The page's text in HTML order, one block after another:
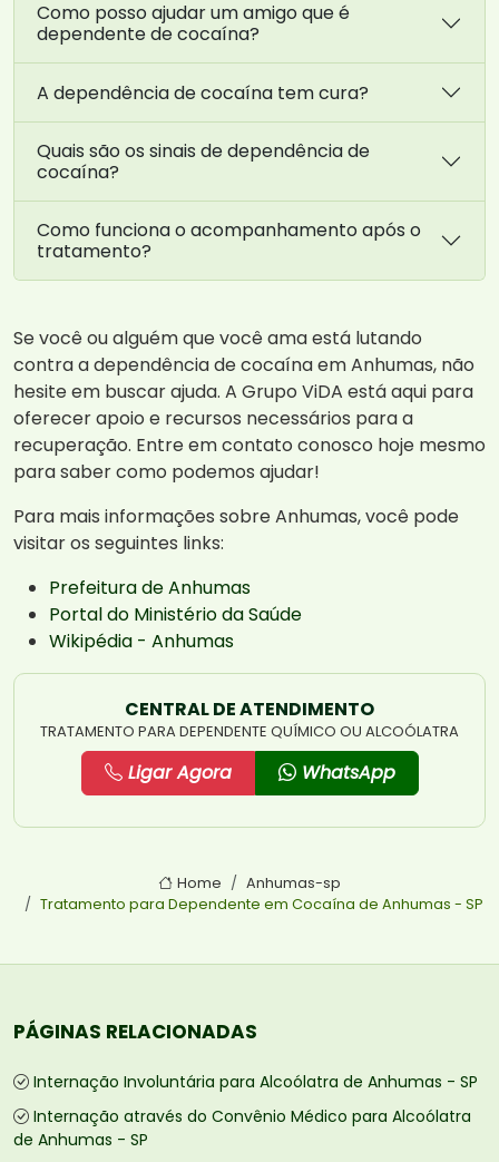
Como posso ajudar um amigo que é
dependente de cocaína?
A dependência de cocaína tem cura?
Quais são os sinais de dependência de
cocaína?
Como funciona o acompanhamento após o
tratamento?
Se você ou alguém que você ama está lutando
contra a dependência de cocaína em Anhumas, não
hesite em buscar ajuda. A Grupo ViDA está aqui para
oferecer apoio e recursos necessários para a
recuperação. Entre em contato conosco hoje mesmo
para saber como podemos ajudar!
Para mais informações sobre Anhumas, você pode
visitar os seguintes links:
Prefeitura de Anhumas
Portal do Ministério da Saúde
Wikipédia - Anhumas
CENTRAL DE ATENDIMENTO
TRATAMENTO PARA DEPENDENTE QUÍMICO OU ALCOÓLATRA
Ligar Agora WhatsApp
Home
Anhumas-sp
Tratamento para Dependente em Cocaína de Anhumas - SP
PÁGINAS RELACIONADAS
Internação Involuntária para Alcoólatra de Anhumas - SP
Internação através do Convênio Médico para Alcoólatra
de Anhumas - SP